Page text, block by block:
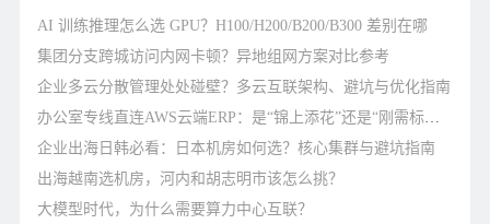
AI 训练推理怎么选 GPU？H100/H200/B200/B300 差别在哪
集团分支跨城访问内网卡顿？异地组网方案对比参考
企业多云分散管理处处碰壁？多云互联架构、避坑与优化指南
办公室专线直连AWS云端ERP：是“锦上添花”还是“刚需标配”？
企业出海日韩必看：日本机房如何选？核心集群与避坑指南
出海越南选机房，河内和胡志明市该怎么挑？
大模型时代，为什么需要算力中心互联？